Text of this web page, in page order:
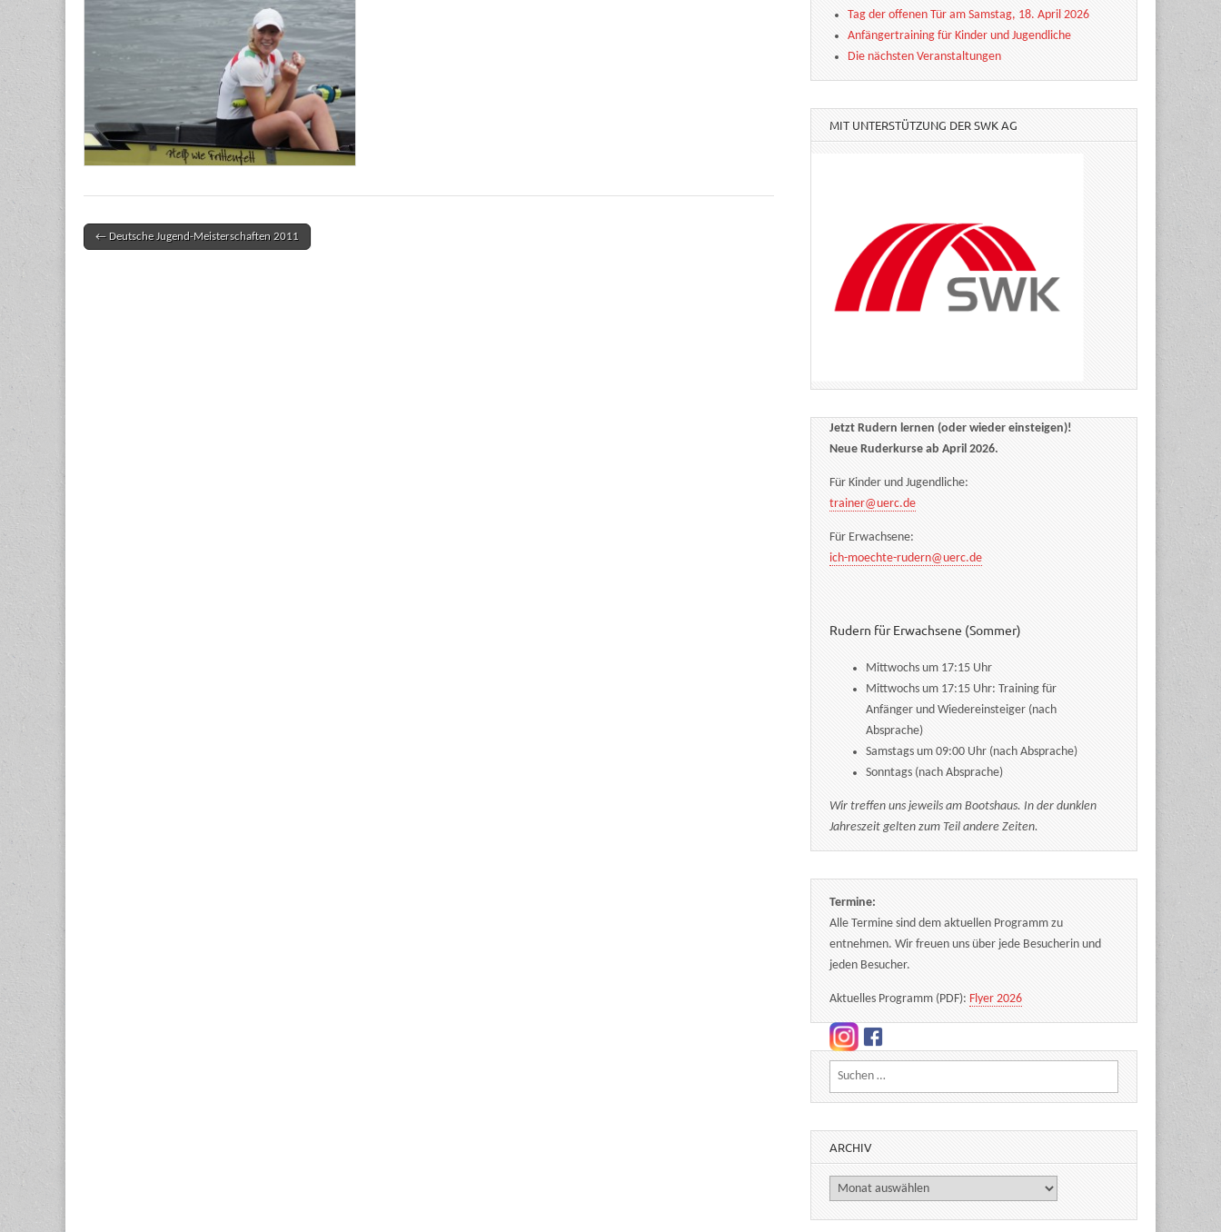
Post navigation
← Deutsche Jugend-Meisterschaften 2011
Tag der offenen Tür am Samstag, 18. April 2026
Anfängertraining für Kinder und Jugendliche
Die nächsten Veranstaltungen
MIT UNTERSTÜTZUNG DER SWK AG
Jetzt Rudern lernen (oder wieder einsteigen)!
Neue Ruderkurse ab April 2026.
Für Kinder und Jugendliche:
trainer@uerc.de
Für Erwachsene:
ich-moechte-rudern@uerc.de
Rudern für Erwachsene (Sommer)
Mittwochs um 17:15 Uhr
Mittwochs um 17:15 Uhr: Training für
Anfänger und Wiedereinsteiger (nach
Absprache)
Samstags um 09:00 Uhr (nach Absprache)
Sonntags (nach Absprache)
Wir treffen uns jeweils am Bootshaus. In der dunklen
Jahreszeit gelten zum Teil andere Zeiten.
Termine:
Alle Termine sind dem aktuellen Programm zu
entnehmen. Wir freuen uns über jede Besucherin und
jeden Besucher.
Aktuelles Programm (PDF):Flyer 2026
Suchen nach:
ARCHIV
Archiv